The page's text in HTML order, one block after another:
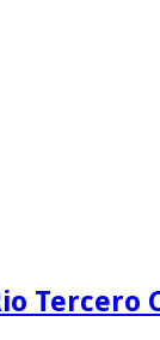
Tercero